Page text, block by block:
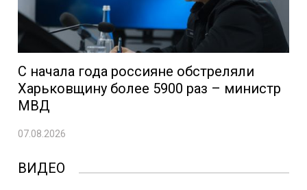
С начала года россияне обстреляли
Харьковщину более 5900 раз – министр
МВД
07.08.2026
ВИДЕО